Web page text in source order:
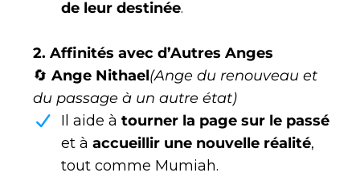
de leur destinée.
2. Affinités avec d’Autres Anges
🔄 Ange Nithael(Ange du renouveau et
du passage à un autre état)
Il aide à tourner la page sur le passé
et à accueillir une nouvelle réalité,
tout comme Mumiah.